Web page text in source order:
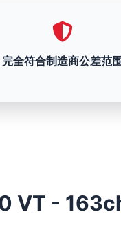
完全符合制造商公差范围
-